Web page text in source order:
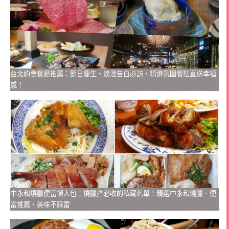
台北約會餐廳推薦：節日慶生、浪漫告白必訪，精選氛圍餐點直送幸福
感！
中永和燒臘便當懶人包：燒臘控必收的私藏名單！精選中永和燒臘、便
當推薦，美味不踩雷